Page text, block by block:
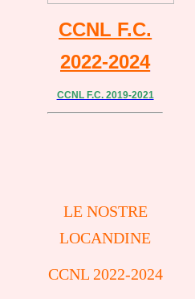
CCNL F.C.
2022-2024
CCNL F.C. 2019-2021
LE NOSTRE
LOCANDINE
CCNL 2022-2024